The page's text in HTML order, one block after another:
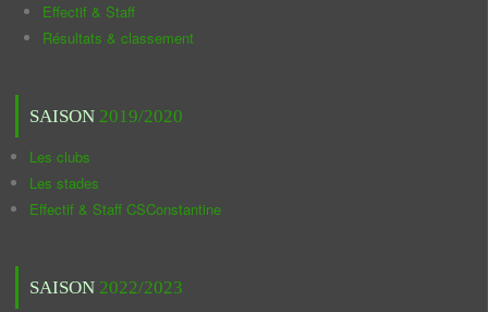
Effectif & Staff
Résultats & classement
SAISON 2019/2020
Les clubs
Les stades
Effectif & Staff CSConstantine
SAISON 2022/2023